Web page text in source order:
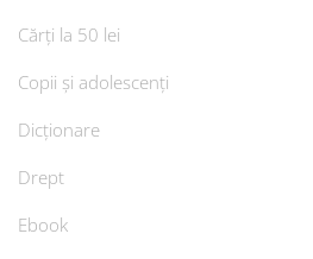
Cărți la 50 lei
Copii și adolescenți
Dicționare
Drept
Ebook